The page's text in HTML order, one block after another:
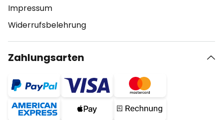
Impressum
Widerrufsbelehrung
Zahlungsarten